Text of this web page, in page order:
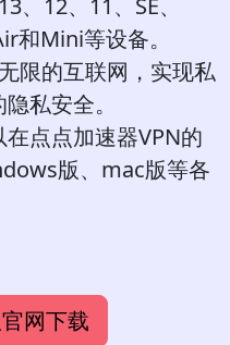
、12、11、SE、
和Mini等设备。
限的互联网，实现私
私安全。
点点加速器VPN的
版、mac版等各
网下载